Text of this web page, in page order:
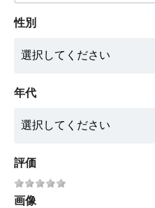
性別
年代
評価
画像